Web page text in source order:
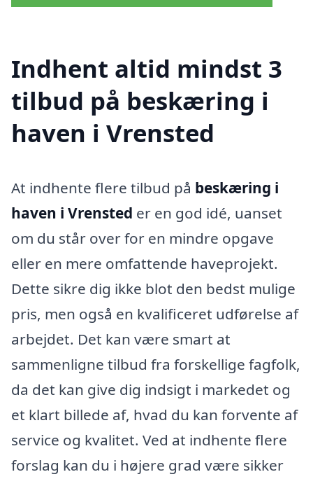
Indhent altid mindst 3
tilbud på beskæring i
haven i Vrensted
At indhente flere tilbud på beskæring i
haven i Vrensted er en god idé, uanset
om du står over for en mindre opgave
eller en mere omfattende haveprojekt.
Dette sikre dig ikke blot den bedst mulige
pris, men også en kvalificeret udførelse af
arbejdet. Det kan være smart at
sammenligne tilbud fra forskellige fagfolk,
da det kan give dig indsigt i markedet og
et klart billede af, hvad du kan forvente af
service og kvalitet. Ved at indhente flere
forslag kan du i højere grad være sikker